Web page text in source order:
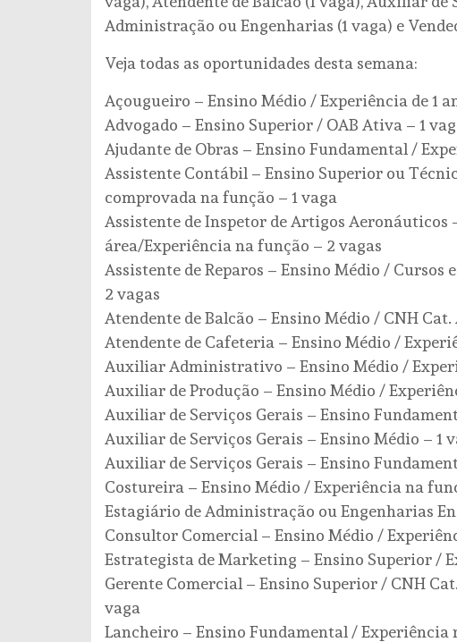
Administração ou Engenharias (1 vaga) e
Veja todas as oportunidades desta semana:
Açougueiro – Ensino Médio / Experiência de 1
Advogado – Ensino Superior / OAB Ativa – 1
Ajudante de Obras – Ensino Fundamental /
Assistente Contábil – Ensino Superior ou
comprovada na função – 1 vaga
Assistente de Inspetor de Artigos Aeronáuticos
área/Experiência na função – 2 vagas
Assistente de Reparos – Ensino Médio /
2 vagas
Atendente de Balcão – Ensino Médio / CNH
Atendente de Cafeteria – Ensino Médio /
Auxiliar Administrativo – Ensino Médio /
Auxiliar de Produção – Ensino Médio /
Auxiliar de Serviços Gerais – Ensino
Auxiliar de Serviços Gerais – Ensino Médio – 1
Auxiliar de Serviços Gerais – Ensino
Costureira – Ensino Médio / Experiência na
Estagiário de Administração ou Engenharias
Consultor Comercial – Ensino Médio /
Estrategista de Marketing – Ensino Superior /
Gerente Comercial – Ensino Superior / CNH
vaga
Lancheiro – Ensino Fundamental / Experiência